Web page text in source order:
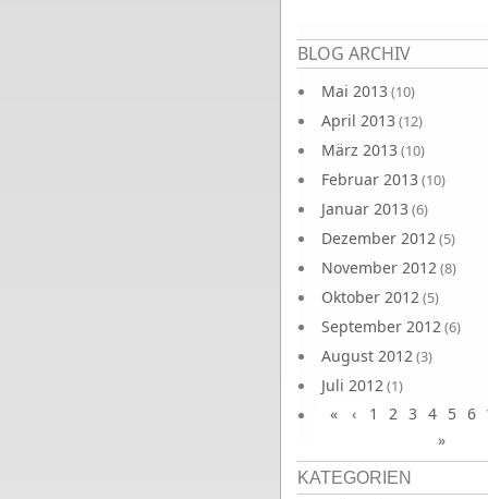
BLOG ARCHIV
Mai 2013 (10)
April 2013 (12)
März 2013 (10)
Februar 2013 (10)
Januar 2013 (6)
Dezember 2012(5)
November 2012(8)
Oktober 2012(5)
September 2012(6)
August 2012(3)
Juli 2012(1)
Juni 2012(4)
Seiten
« ‹ 1 2 3 4 5 6
»
KATEGORIEN